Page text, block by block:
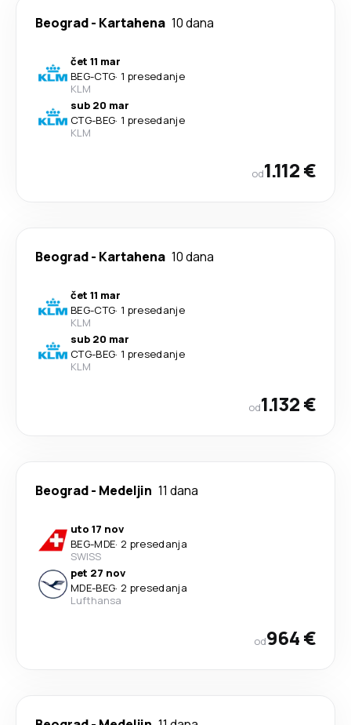
Beograd- Kartahena 10 dana
čet 11 mar
BEG-CTG· 1 presedanje
KLM
sub 20 mar
CTG-BEG· 1 presedanje
KLM
od1.112 €
Beograd- Kartahena 10 dana
čet 11 mar
BEG-CTG· 1 presedanje
KLM
sub 20 mar
CTG-BEG· 1 presedanje
KLM
od1.132 €
Beograd- Medeljin 11 dana
uto 17 nov
BEG-MDE· 2 presedanja
SWISS
pet 27 nov
MDE-BEG· 2 presedanja
Lufthansa
od964 €